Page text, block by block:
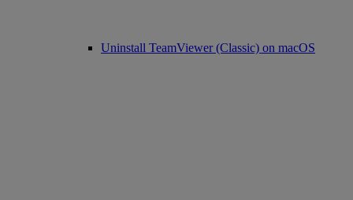
Uninstall TeamViewer (Classic) on macOS